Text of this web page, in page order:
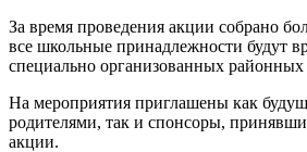
За время проведения акции собрано
все школьные принадлежности будут
специально организованных районных
На мероприятия приглашены как
родителями, так и спонсоры,
акции.